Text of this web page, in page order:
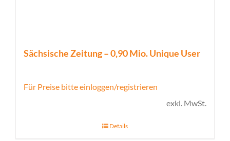
Sächsische Zeitung – 0,90 Mio. Unique User
Für Preise bitte einloggen/registrieren
exkl. MwSt.
Details